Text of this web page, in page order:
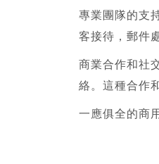
專業團隊的支
客接待，郵件
商業合作和社
絡。這種合作
一應俱全的商